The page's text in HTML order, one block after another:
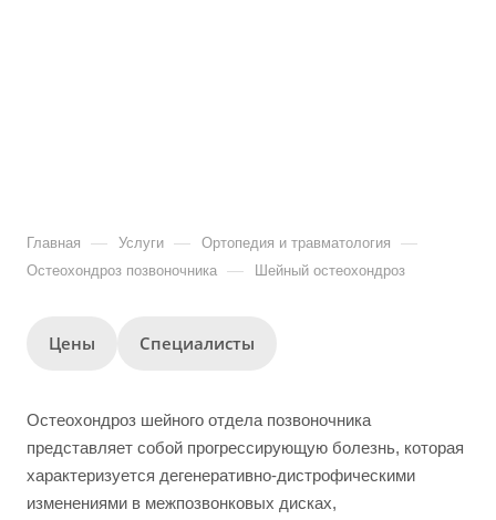
Главная — Услуги — Ортопедия и травматология —
Остеохондроз позвоночника — Шейный остеохондроз
Цены Специалисты
Остеохондроз шейного отдела позвоночника
представляет собой прогрессирующую болезнь, которая
характеризуется дегенеративно-дистрофическими
изменениями в межпозвонковых дисках,